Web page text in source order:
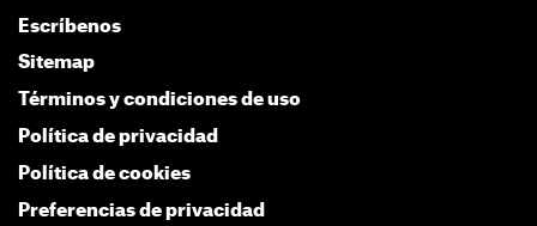
Escríbenos
Sitemap
Términos y condiciones de uso
Política de privacidad
Política de cookies
Preferencias de privacidad